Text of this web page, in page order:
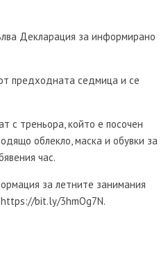
Декларация за информирано
предходната седмица и се
с треньора, който е посочен
облекло, маска и обувки за
час.
за летните занимания
bit.ly/3hmOg7N.